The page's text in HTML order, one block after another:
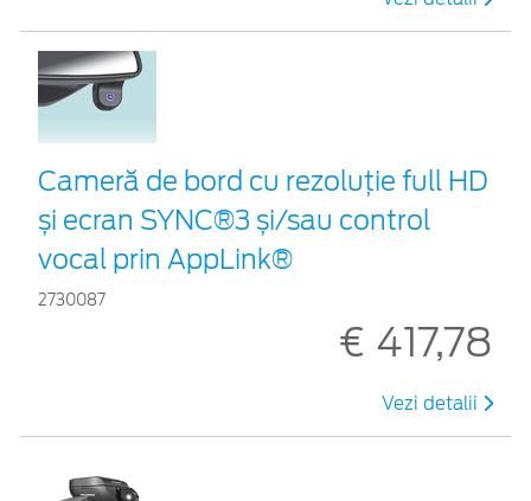
Cameră de bord cu rezoluție full HD
și ecran SYNC®3 și/sau control
vocal prin AppLink®
2730087
€ 417,78
Vezi detalii